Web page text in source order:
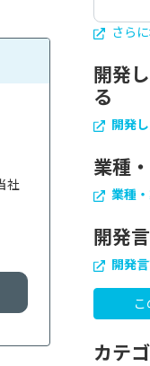
社
さら
開発
る
開発
業種
業種
開発
開発
カテ